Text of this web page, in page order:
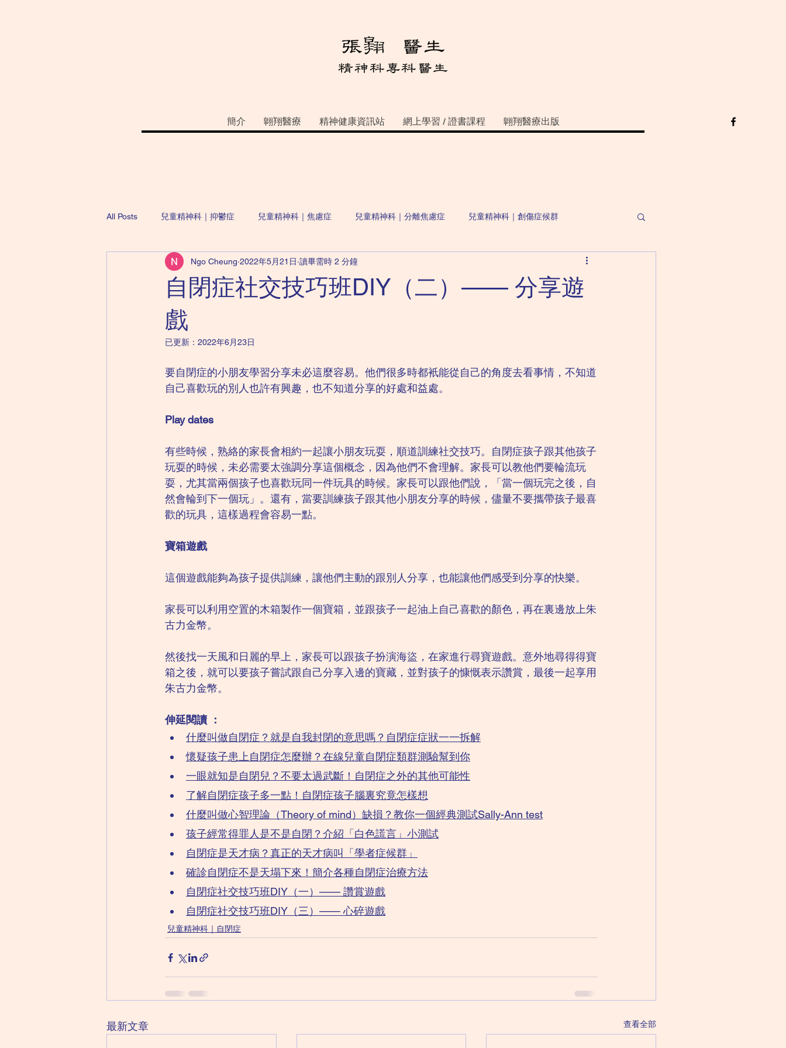
簡介 翺翔醫療 精神健康資訊站 網上學習 / 證書課程 翺翔醫療出版
All Posts 兒童精神科｜抑鬱症 兒童精神科｜焦慮症 兒童精神科｜分離焦慮症 兒童精神科｜創傷症候群
兒童精神科｜自閉症 成人精神科｜強迫症 成人精神科｜抑鬱症 成人精神科｜思覺失調
兒童精神科｜心理健康紙牌遊戲
自閉症社交技巧班DIY（二）—— 分享遊
戲
Ngo Cheung 2022年5月21日 讀畢需時 2 分鐘
已更新： 2022年6月23日
要自閉症的小朋友學習分享未必這麼容易。他們很多時都衹能從自己的角度去看事情，不知道
自己喜歡玩的別人也許有興趣，也不知道分享的好處和益處。
Play dates
有些時候，熟絡的家長會相約一起讓小朋友玩耍，順道訓練社交技巧。自閉症孩子跟其他孩子
玩耍的時候，未必需要太強調分享這個概念，因為他們不會理解。家長可以教他們要輪流玩
耍，尤其當兩個孩子也喜歡玩同一件玩具的時候。家長可以跟他們說，「當一個玩完之後，自
然會輪到下一個玩」。還有，當要訓練孩子跟其他小朋友分享的時候，儘量不要攜帶孩子最喜
歡的玩具，這樣過程會容易一點。
寶箱遊戲
這個遊戲能夠為孩子提供訓練，讓他們主動的跟別人分享，也能讓他們感受到分享的快樂。
家長可以利用空置的木箱製作一個寶箱，並跟孩子一起油上自己喜歡的顏色，再在裏邊放上朱
古力金幣。
然後找一天風和日麗的早上，家長可以跟孩子扮演海盜，在家進行尋寶遊戲。意外地尋得得寶
箱之後，就可以要孩子嘗試跟自己分享入邊的寶藏，並對孩子的慷慨表示讚賞，最後一起享用
朱古力金幣。
伸延閱讀 ：
什麼叫做自閉症？就是自我封閉的意思嗎？自閉症症狀一一拆解
懷疑孩子患上自閉症怎麼辦？在線兒童自閉症類群測驗幫到你
一眼就知是自閉兒？不要太過武斷！自閉症之外的其他可能性
了解自閉症孩子多一點！自閉症孩子腦裏究竟怎樣想
什麼叫做心智理論（Theory of mind）缺損？教你一個經典測試Sally-Ann test
孩子經常得罪人是不是自閉？介紹「白色謊言」小測試
自閉症是天才病？真正的天才病叫「學者症候群」
確診自閉症不是天塌下來！簡介各種自閉症治療方法
自閉症社交技巧班DIY（一）—— 讚賞遊戲
自閉症社交技巧班DIY（三）—— 心碎遊戲
兒童精神科｜自閉症
最新文章 查看全部